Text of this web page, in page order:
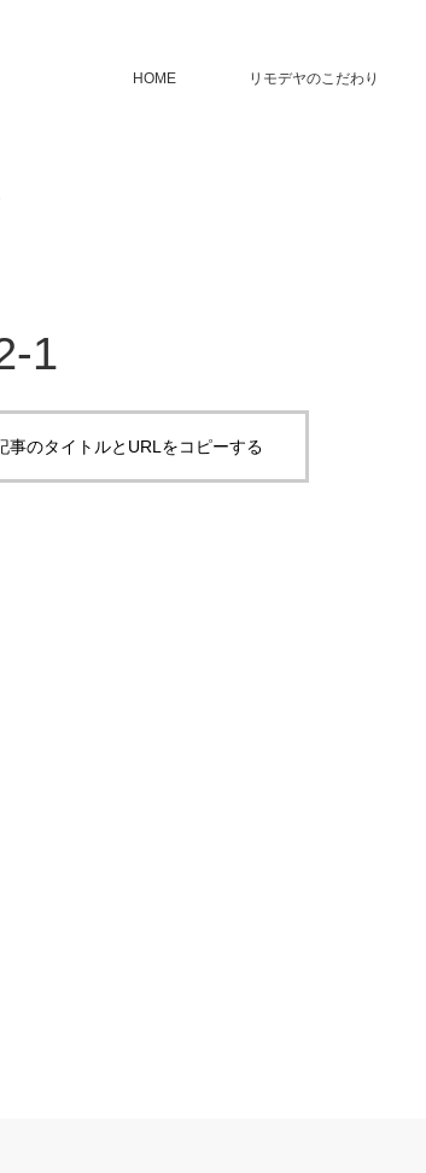
HOME リモデヤのこだわり
1
事のタイトルとURLをコピーする